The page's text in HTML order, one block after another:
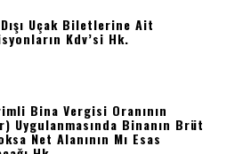
Uçak Biletlerine Ait
Kdv’si Hk.
Bina Vergisi Oranının
Uygulanmasında Binanın Brüt
Net Alanının Mı Esas